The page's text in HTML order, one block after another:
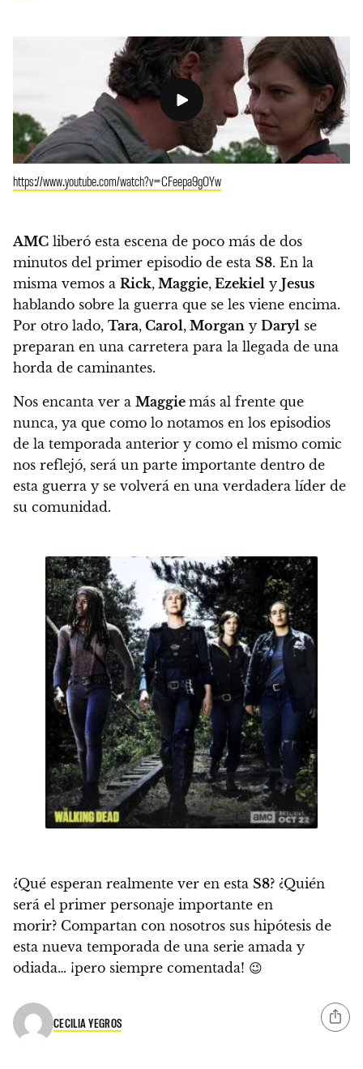
https://www.youtube.com/watch?v=CFeepa9gOYw
AMC liberó esta escena de poco más de dos
minutos del primer episodio de esta S8. En la
misma vemos a Rick, Maggie, Ezekiel y Jesus
hablando sobre la guerra que se les viene encima.
Por otro lado, Tara, Carol, Morgan y Daryl se
preparan en una carretera para la llegada de una
horda de caminantes.
Nos encanta ver a Maggie más al frente que
nunca, ya que como lo notamos en los episodios
de la temporada anterior y como el mismo comic
nos reflejó, será un parte importante dentro de
esta guerra y se volverá en una verdadera líder de
su comunidad.
¿Qué esperan realmente ver en esta S8? ¿Quién
será el primer personaje importante en
morir? Compartan con nosotros sus hipótesis de
esta nueva temporada de una serie amada y
odiada… ¡pero siempre comentada! 😉
CECILIA YEGROS